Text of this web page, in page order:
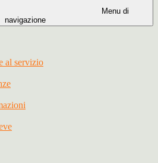
Menu di
navigazione
al servizio